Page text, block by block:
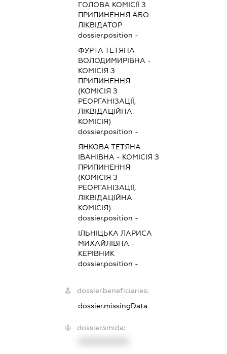
ГОЛОВА КОМІСІЇ З
ПРИПИНЕННЯ АБО
ЛІКВІДАТОР
dossier.position -
ФУРТА ТЕТЯНА
ВОЛОДИМИРІВНА -
КОМІСІЯ З
ПРИПИНЕННЯ
(КОМІСІЯ З
РЕОРГАНІЗАЦІЇ,
ЛІКВІДАЦІЙНА
КОМІСІЯ)
dossier.position -
ЯНКОВА ТЕТЯНА
ІВАНІВНА - КОМІСІЯ З
ПРИПИНЕННЯ
(КОМІСІЯ З
РЕОРГАНІЗАЦІЇ,
ЛІКВІДАЦІЙНА
КОМІСІЯ)
dossier.position -
ІЛЬНІЦЬКА ЛАРИСА
МИХАЙЛІВНА -
КЕРІВНИК
dossier.position -
dossier.beneficiaries:
dossier.missingData
dossier.smida: